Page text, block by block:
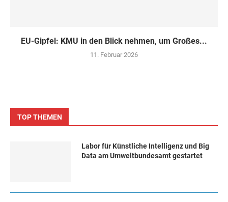
EU-Gipfel: KMU in den Blick nehmen, um Großes...
11. Februar 2026
TOP THEMEN
Labor für Künstliche Intelligenz und Big
Data am Umweltbundesamt gestartet